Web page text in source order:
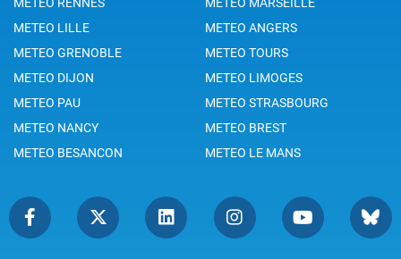
METEO LILLE
METEO ANGERS
METEO GRENOBLE
METEO TOURS
METEO DIJON
METEO LIMOGES
METEO PAU
METEO STRASBOURG
METEO NANCY
METEO BREST
METEO BESANCON
METEO LE MANS